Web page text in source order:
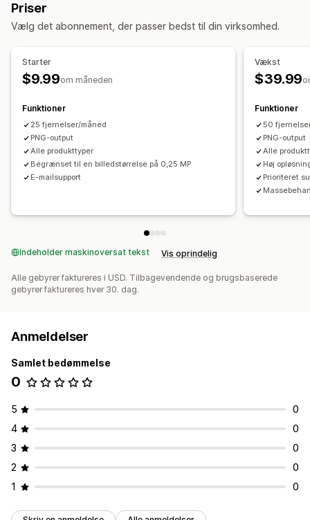
Priser
Vælg det abonnement, der passer bedst til din virksomhed.
Starter
$9.99om måneden
Funktioner
25 fjernelser/måned
PNG-output
Alle produkttyper
Begrænset til en billedstørrelse på 0,25 MP
E-mailsupport
Vækst
$39.99
Funktioner
50
PNG-output
Alle
Høj
Prioriteret
Indeholder maskinoversat tekst Vis oprindelig
Alle gebyrer faktureres i USD. Tilbagevendende og brugsbaserede
gebyrer faktureres hver 30. dag.
Anmeldelser
Samlet bedømmelse
0
5
0
4
0
3
0
2
0
1
0